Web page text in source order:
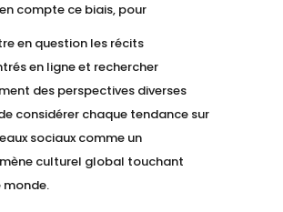
compte ce biais, pour
en question les récits
en ligne et rechercher
des perspectives diverses
considérer chaque tendance sur
sociaux comme un
culturel global touchant